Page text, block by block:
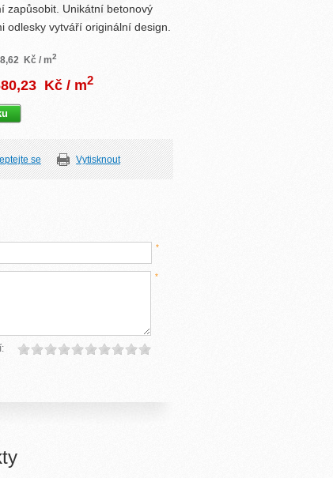
zapůsobit. Unikátní betonový
odlesky vytváří originální design.
Kč / m2
Kč / m2
se Vytisknout
*
*